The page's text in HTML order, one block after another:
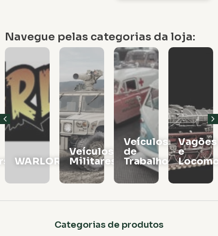
Navegue pelas categorias da loja:
WARLORD
Veículos
Militares
Veículos
de
Trabalho
Vagões
e
Categorias de produtos